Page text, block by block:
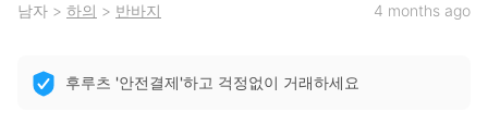
남자 > 하의 > 반바지 4 months ago
후루츠 '안전결제'하고 걱정없이 거래하세요